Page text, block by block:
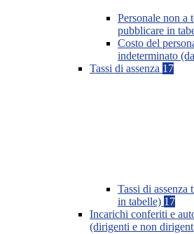
Personale non a
pubblicare in
Costo del
indeterminato
Tassi di assenza 17
Tassi di assenza
in tabelle) 17
Incarichi conferiti e
(dirigenti e non